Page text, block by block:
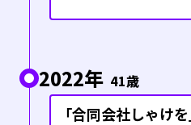
2022年 41歳
「合同会社しゃけ